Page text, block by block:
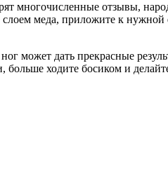
многочисленные отзывы,
меда, приложите к нужной
ног может дать прекрасные
больше ходите босиком и